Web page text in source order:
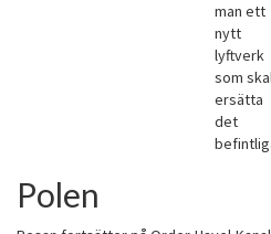
man ett
nytt
lyftverk
som
ersätta
det
Polen